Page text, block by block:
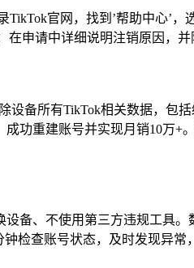
官网，找到’帮助中心’
申请中详细说明注销原因，
备所有TikTok相关数据，包
功重建账号并实现月销10万
备、不使用第三方违规工具
检查账号状态，及时发现异常